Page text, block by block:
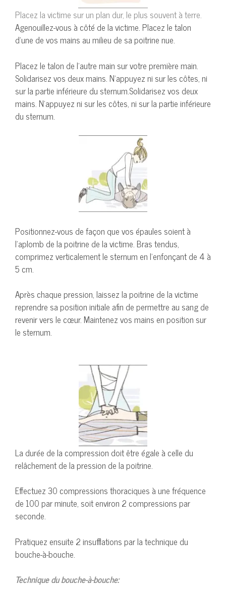
Placez la victime sur un plan dur, le plus souvent à terre.
Agenouillez-vous à côté de la victime. Placez le talon
d’une de vos mains au milieu de sa poitrine nue.
Placez le talon de l’autre main sur votre première main.
Solidarisez vos deux mains. N’appuyez ni sur les côtes, ni
sur la partie inférieure du sternum.Solidarisez vos deux
mains. N’appuyez ni sur les côtes, ni sur la partie inférieure
du sternum.
Positionnez-vous de façon que vos épaules soient à
l’aplomb de la poitrine de la victime. Bras tendus,
comprimez verticalement le sternum en l’enfonçant de 4 à
5 cm.
Après chaque pression, laissez la poitrine de la victime
reprendre sa position initiale afin de permettre au sang de
revenir vers le cœur. Maintenez vos mains en position sur
le sternum.
La durée de la compression doit être égale à celle du
relâchement de la pression de la poitrine.
Effectuez 30 compressions thoraciques à une fréquence
de 100 par minute, soit environ 2 compressions par
seconde.
Pratiquez ensuite 2 insufflations par la technique du
bouche-à-bouche.
Technique du bouche-à-bouche: